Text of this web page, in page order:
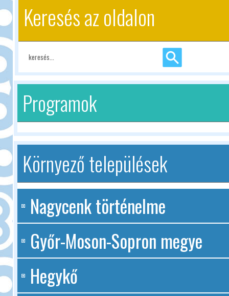
Keresés az oldalon
Programok
Környező települések
Nagycenk történelme
Győr-Moson-Sopron megye
Hegykő